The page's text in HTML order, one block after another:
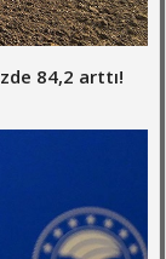
84,2 arttı!